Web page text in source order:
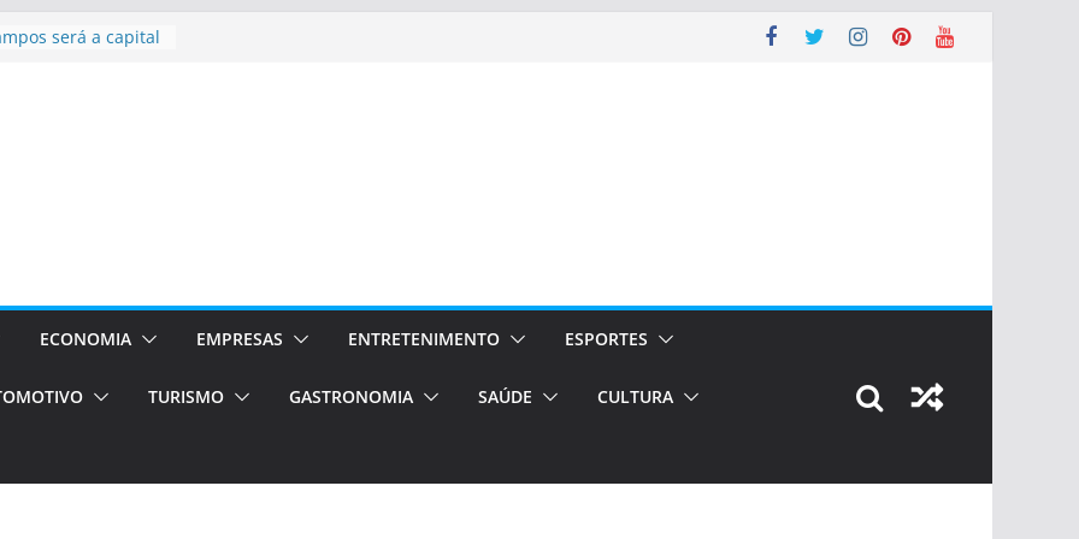
bolsas –
para o segundo
de volta!
Estão
Orientados
de transfer,
de alto padrão
ECONOMIA EMPRESAS ENTRETENIMENTO ESPORTES
TURISMO GASTRONOMIA SAÚDE CULTURA